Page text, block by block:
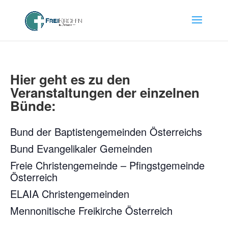
Hier geht es zu den
Veranstaltungen der einzelnen
Bünde:
Bund der Baptistengemeinden Österreichs
Bund Evangelikaler Gemeinden
Freie Christengemeinde – Pfingstgemeinde
Österreich
ELAIA Christengemeinden
Mennonitische Freikirche Österreich